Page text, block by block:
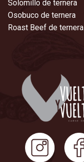
Solomillo de ternera
Osobuco de ternera
Roast Beef de ternera